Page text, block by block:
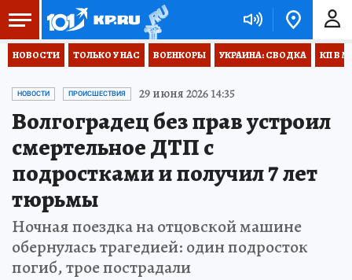
НОВОСТИ ТОЛЬКО У НАС ВОЕНКОРЫ УКРАИНА: СВОДКА КП В
НОВОСТИ ПРОИСШЕСТВИЯ 29 июня 2026 14:35
Волгоградец без прав устроил
смертельное ДТП с
подростками и получил 7 лет
тюрьмы
Ночная поездка на отцовской машине
обернулась трагедией: один подросток
погиб, трое пострадали